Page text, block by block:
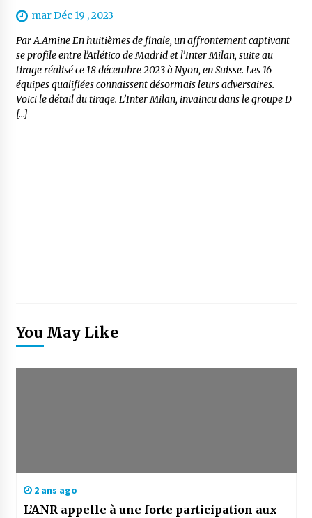
mar Déc 19 , 2023
Par A.Amine En huitièmes de finale, un affrontement captivant
se profile entre l’Atlético de Madrid et l’Inter Milan, suite au
tirage réalisé ce 18 décembre 2023 à Nyon, en Suisse. Les 16
équipes qualifiées connaissent désormais leurs adversaires.
Voici le détail du tirage. L’Inter Milan, invaincu dans le groupe D
[…]
You May Like
2 ans ago
L’ANR appelle à une forte participation aux